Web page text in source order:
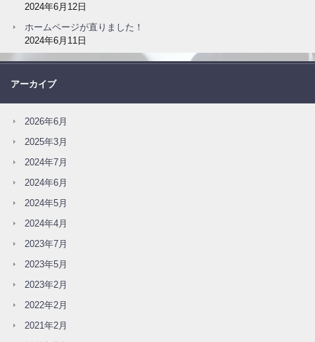
2024年6月12日
ホームページが直りました！
2024年6月11日
アーカイブ
2026年6月
2025年3月
2024年7月
2024年6月
2024年5月
2024年4月
2023年7月
2023年5月
2023年2月
2022年2月
2021年2月